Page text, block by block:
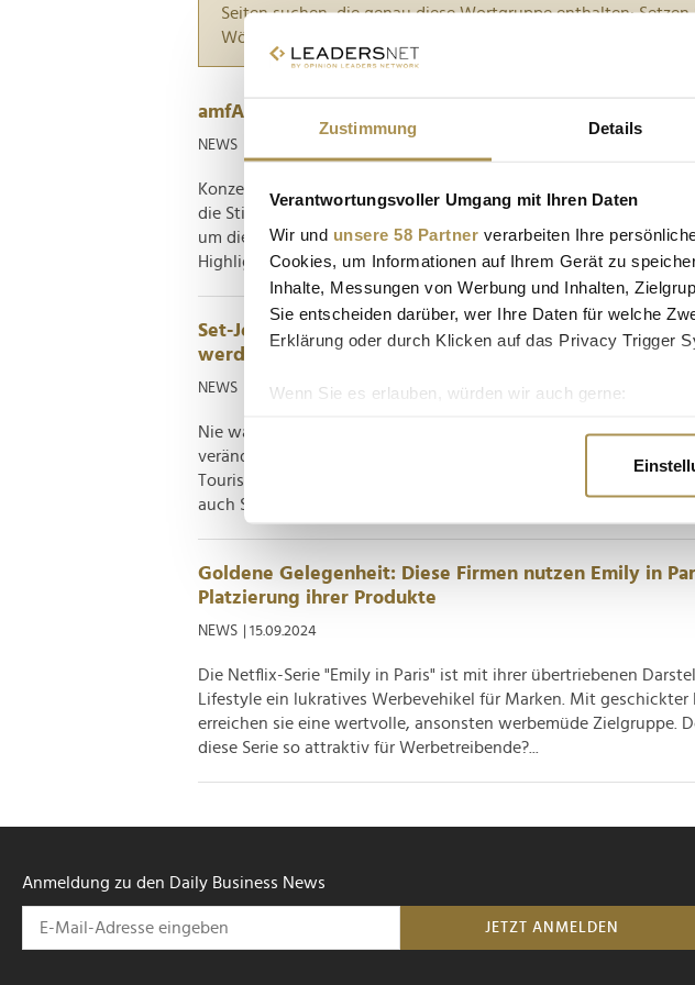
Zustimmung Details
Verantwortungsvoller Umgang mit Ihren Daten
Wir und unsere 58 Partner verarbeiten Ihre
Cookies, um Informationen auf Ihrem Gerät zu
Inhalte, Messungen von Werbung und Inhalten,
Sie entscheiden darüber, wer Ihre Daten für welche
Erklärung oder durch Klicken auf das Privacy Trigger
Wenn Sie es erlauben, würden wir auch gerne:
Erfahren Sie mehr darüber, wie Ihre persönlichen
und die Zugriffe auf unsere Website zu analysieren.
Website an unsere Partner für soziale Medien,
möglicherweise mit weiteren Daten zusammen, die
der Dienste gesammelt haben.
Seiten suchen, die genau diese Wortgruppe enthalten: Setzen
Wörter zwischen Anführungszeichen: zb "Vorname Nachname".
amfAR Gala Cannes: Wettbieten für den guten Zweck
NEWS
Konzertkarten für 220.000 Euro? Für Gäste der amfAR Gala
die Stiftung hinter der Benefizveranstaltung die Mittel
um die wissenschaftliche Forschung an HIV und AIDS zu
Highlight der diesjährigen Filmfestspiele...
Set-Jetting: Wenn Streaming-Serien zur
werden
NEWS | 09.07.2025
Nie war der Einfluss von TV-Serien auf unser Reiseverhalten
verändern manche Produktionen nicht nur die Reisevorlieben,
Tourismusregionen gleich mit. Ein Trend mit gewaltigem
auch Schattenseiten. Wenn Streaming-Serien zu...
Goldene Gelegenheit: Diese Firmen nutzen Emily in
Platzierung ihrer Produkte
NEWS | 15.09.2024
Die Netflix-Serie "Emily in Paris" ist mit ihrer übertriebenen
Lifestyle ein lukratives Werbevehikel für Marken. Mit
erreichen sie eine wertvolle, ansonsten werbemüde Zielgruppe.
diese Serie so attraktiv für Werbetreibende?...
Anmeldung zu den Daily Business News
JETZT ANMELDEN